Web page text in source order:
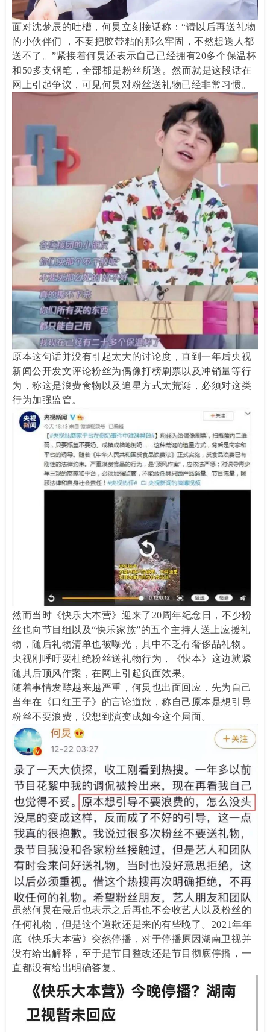
面对沈梦辰的吐槽，何炅立刻接话称：“请以后再送礼物
的小伙伴们 ，不要把胶带粘的那么牢固，不然想送人都
送不了。”紧接着何炅还表示自己已经拥有20多个保温杯
和50多支钢笔，全部都是粉丝所送。然而就是这段话在
网上引起争议，可见何炅对粉丝送礼物已经非常习惯。
原本这句话并没有引起太大的讨论度，直到一年后央视
新闻公开发文评论粉丝为偶像打榜刷票以及冲销量等行
为，称这是浪费食物以及追星方式太荒诞，必须对这类
行为加强监管。
然而当时《快乐大本营》迎来了20周年纪念日，不少粉
丝也向节目组以及“快乐家族”的五个主持人送上应援礼
物，随后礼物清单也被曝光，其中不乏有奢侈品礼物。
央视刚呼吁要杜绝粉丝送礼物行为，《快本》这边就紧
随其后顶风作案，在网上引起负面效果。
随着事情发酵越来越严重，何炅也出面回应，先为自己
当年在《口红王子》的言论道歉，称自己原本是想引导
粉丝不要浪费，没想到演变成如今这个局面。
虽然何炅在最后也表示之后再也不会收艺人以及粉丝的
任何礼物，但是这个道歉还是来的有些晚了。2021年年
底《快乐大本营》突然停播，对于停播原因湖南卫视并
没有给出解释，至于是节目整改还是节目彻底停播，一
直都没有给出明确答复。